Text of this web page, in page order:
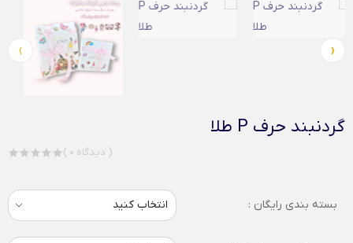
‹
›
گردنبند حرف P طلا
( 0 دیدگاه )
بسته بندی رایگان :